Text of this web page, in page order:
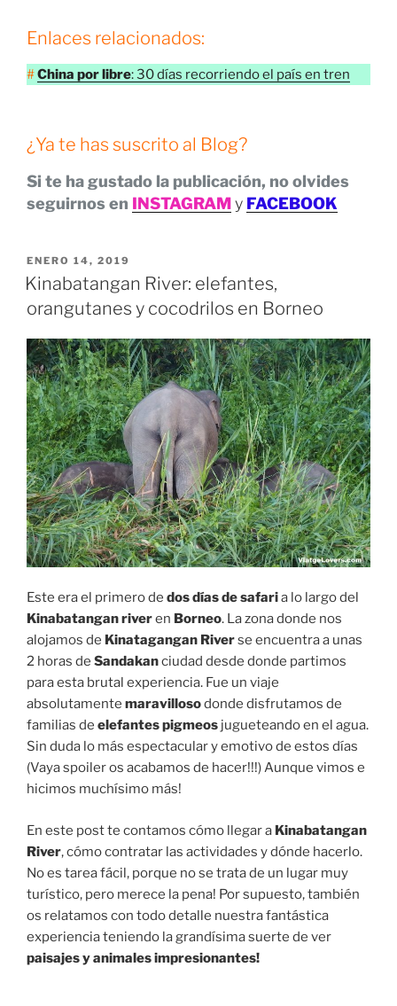
Enlaces relacionados:
#China por libre: 30 días recorriendo el país en tren
¿Ya te has suscrito al Blog?
Si te ha gustado la publicación, no olvides
seguirnos en INSTAGRAMy FACEBOOK
PUBLICADO
EL
ENERO 14, 2019
Kinabatangan River: elefantes,
orangutanes y cocodrilos en Borneo
Este era el primero de dos días de safaria lo largo del
Kinabatangan riveren Borneo. La zona donde nos
alojamos de Kinatagangan Riverse encuentra a unas
2 horas de Sandakanciudad desde donde partimos
para esta brutal experiencia. Fue un viaje
absolutamente maravillosodonde disfrutamos de
familias de elefantes pigmeos jugueteando en el agua.
Sin duda lo más espectacular y emotivo de estos días
(Vaya spoiler os acabamos de hacer!!!) Aunque vimos e
hicimos muchísimo más!
En este post te contamos cómo llegar a Kinabatangan
River, cómo contratar las actividades y dónde hacerlo.
No es tarea fácil, porque no se trata de un lugar muy
turístico, pero merece la pena! Por supuesto, también
os relatamos con todo detalle nuestra fantástica
experiencia teniendo la grandísima suerte de ver
paisajes y animales impresionantes!